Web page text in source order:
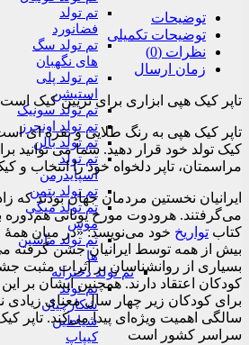
تم تولد
فضانورد
تم تولد سگ
های نگهبان
تم تولد پلی
استیشن
تم تولد سونیک
تم تولد اونجرز
تم تولد بالن
تم تولد
اسپایدرمن
تم تولد بتمن
تم تولد میکی
موس
تم تولد ماشین
ها
تم تولد دخترانه
تم تولد
شکارچیان
شیاطین
کیپاپ
توضیحات
توضیحات تکمیلی
نظرات (0)
زمان ارسال
تاپر کیک هپی ابزاری برای تزیین کیک است
تاپر کیک هپی به رنگ طلایی و نقره ای
کیک تولد خود قرار دهید. شما می توانید
مراسمتان، تاپر دلخواه خود را انتخاب و
ایرانیان نخستین مردمان جهان بودند که
می‌گرفتند. هرودوت مورخ یونانی هم‌دوره
کتاب تواریخ خود می‌نویسد: «در میان
بیش از همه توسط ایرانیان جشن گرفته
بسیاری از روانشناسان بر اثرات مثبت
کودکان اعتقاد دارند. همچنین ایشان بر
سالگی اهمیت ویژه‌ای پیدا می‌کند. تاپر
سراسر کشور است